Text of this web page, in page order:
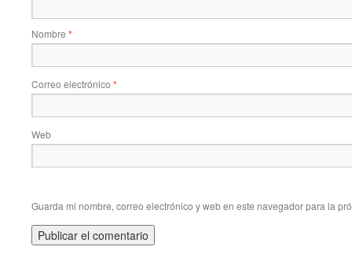
Nombre *
Correo electrónico *
Web
Guarda mi nombre, correo electrónico y web en este navegador para la